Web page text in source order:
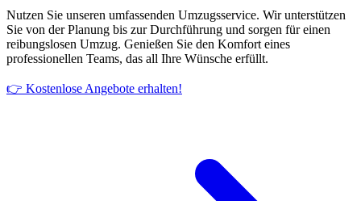
Nutzen Sie unseren umfassenden Umzugsservice. Wir unterstützen
Sie von der Planung bis zur Durchführung und sorgen für einen
reibungslosen Umzug. Genießen Sie den Komfort eines
professionellen Teams, das all Ihre Wünsche erfüllt.
👉 Kostenlose Angebote erhalten!